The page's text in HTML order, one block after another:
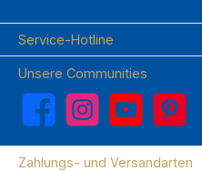
Service-Hotline
Unsere Communities
Facebook Instagram YouTube Pinterest
Zahlungs- und Versandarten